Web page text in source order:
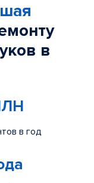
в
в год